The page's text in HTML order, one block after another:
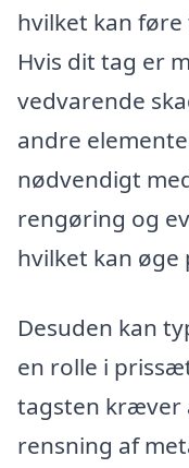
hvilket kan
Hvis dit tag er
vedvarende
andre
nødvendigt
rengøring og
hvilket kan
Desuden kan
en rolle i
tagsten kræver
rensning af